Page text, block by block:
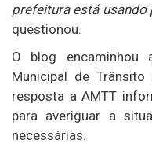
prefeitura está usando
questionou.
O blog encaminhou
Municipal de
resposta a AMTT
para averiguar a
necessárias.